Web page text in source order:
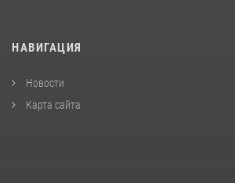
НАВИГАЦИЯ
Новости
Карта сайта